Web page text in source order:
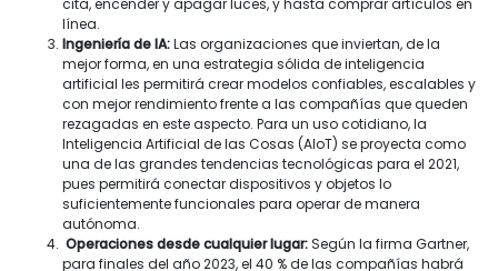
cita, encender y apagar luces, y hasta comprar artículos en
línea.
Ingeniería de IA:Las organizaciones que inviertan, de la
mejor forma, en una estrategia sólida de inteligencia
artificial les permitirá crear modelos confiables, escalables y
con mejor rendimiento frente a las compañías que queden
rezagadas en este aspecto. Para un uso cotidiano, la
Inteligencia Artificial de las Cosas (AloT) se proyecta como
una de las grandes tendencias tecnológicas para el 2021,
pues permitirá conectar dispositivos y objetos lo
suficientemente funcionales para operar de manera
autónoma.
Operaciones desde cualquier lugar:Según la firma Gartner,
para finales del año 2023, el 40 % de las compañías habrá